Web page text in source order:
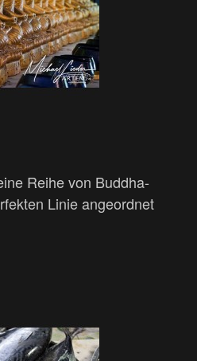
Reihe von Buddha-
Linie angeordnet